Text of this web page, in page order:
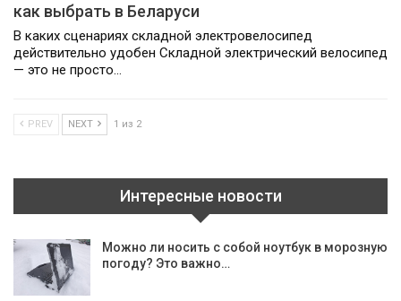
как выбрать в Беларуси
В каких сценариях складной электровелосипед
действительно удобен Складной электрический велосипед
— это не просто…
PREV NEXT 1 из 2
Интересные новости
Можно ли носить с собой ноутбук в морозную
погоду? Это важно…